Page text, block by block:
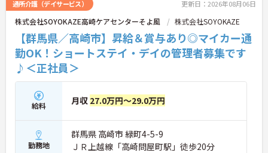
通所介護（デイサービス） 更新日：2026年08月06日
株式会社SOYOKAZE高崎ケアセンターそよ風 株式会社SOYOKAZE
【群馬県／高崎市】昇給＆賞与あり◎マイカー通
勤OK！ショートステイ・デイの管理者募集です
♪＜正社員＞
給料 月収 27.0万円～29.0万円
勤務地
群馬県 高崎市 緑町4-5-9
ＪＲ上越線「高崎問屋町駅」徒歩20分